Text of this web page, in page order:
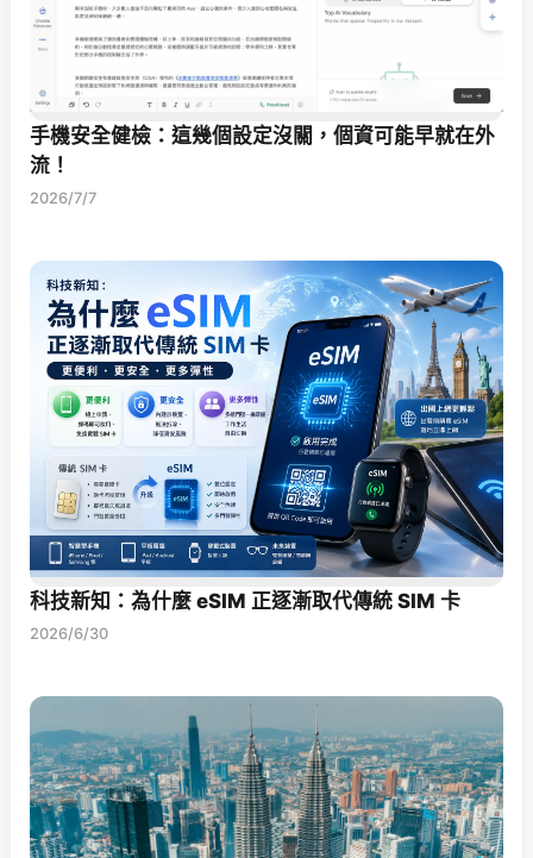
手機安全健檢：這幾個設定沒關，個資可能早就在外
流！
2026/7/7
科技新知：為什麼 eSIM 正逐漸取代傳統 SIM 卡
2026/6/30